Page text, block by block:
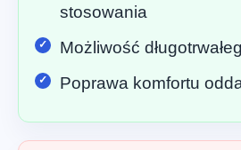
stosowania
Możliwość
Poprawa komfortu